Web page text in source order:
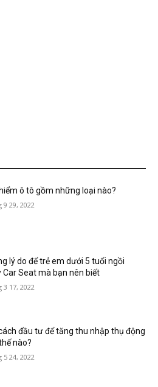
ô tô gồm những loại nào?
9 29, 2022
lý do để trẻ em dưới 5 tuổi ngồi
Car Seat mà bạn nên biết
3 17, 2022
đầu tư để tăng thu nhập thụ động
nào?
5 24, 2022